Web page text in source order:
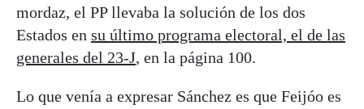
mordaz, el PP llevaba la solución de los dos
Estados en su último programa electoral, el de las
generales del 23-J, en la página 100.
Lo que venía a expresar Sánchez es que Feijóo es